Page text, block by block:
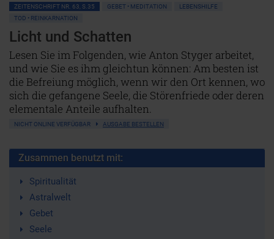
ZEITENSCHRIFT NR. 63, S.35 GEBET • MEDITATION
LEBENSHILFE
TOD • REINKARNATION
Licht und Schatten
Lesen Sie im Folgenden, wie Anton Styger arbeitet,
und wie Sie es ihm gleichtun können: Am besten ist
die Befreiung möglich, wenn wir den Ort kennen, wo
sich die gefangene Seele, die Störenfriede oder deren
elementale Anteile aufhalten.
NICHT ONLINE VERFÜGBAR AUSGABE BESTELLEN
Zusammen benutzt mit:
Spiritualität
Astralwelt
Gebet
Seele